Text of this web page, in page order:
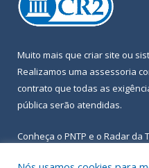
Muito mais que criar site ou
Realizamos uma assessoria
contrato que todas as
pública serão atendidas.
Conheça o PNTP e o Radar da